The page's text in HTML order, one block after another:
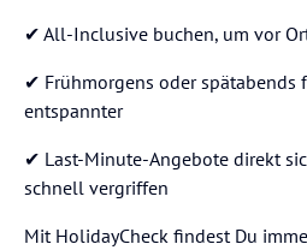
✔ All-Inclusive buchen, um vor
✔ Frühmorgens oder spätabends
entspannter
✔ Last-Minute-Angebote direkt
schnell vergriffen
Mit HolidayCheck findest Du